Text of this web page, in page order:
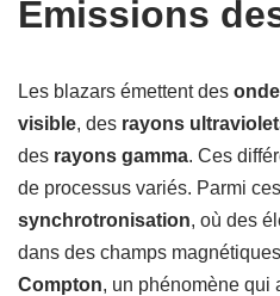
Émissions
Les blazars émettent des
visible, des rayons
des rayons gamma. Ces
de processus variés. Parmi
synchrotronisation, où des
dans des champs magnétiques
Compton, un phénomène qui